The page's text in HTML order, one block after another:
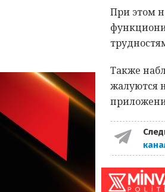
При этом
Также
жалуются